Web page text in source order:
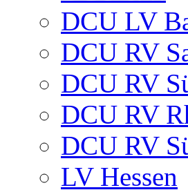
DCU LV
DCU RV
DCU RV
DCU RV
DCU RV
LV Hessen